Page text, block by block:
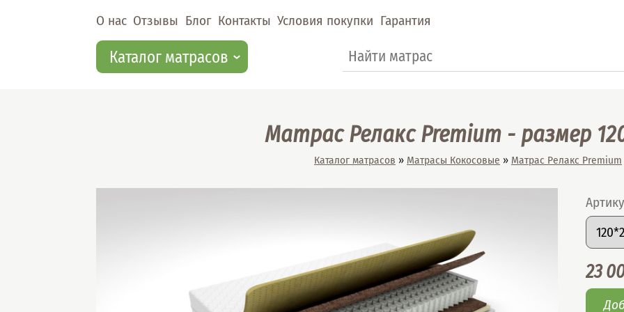
О нас Отзывы Блог Контакты Условия покупки Гарантия
Каталог матрасов Форма поиска
Поиск
Матрас Релакс Premium - размер
Вы здесь
Каталог матрасов » Матрасы Кокосовые » Матрас Релакс Premium
Размер
Цена
23